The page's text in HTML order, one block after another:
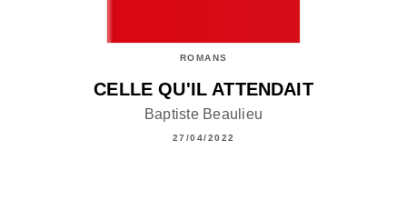
ROMANS
CELLE QU'IL ATTENDAIT
Baptiste Beaulieu
27/04/2022